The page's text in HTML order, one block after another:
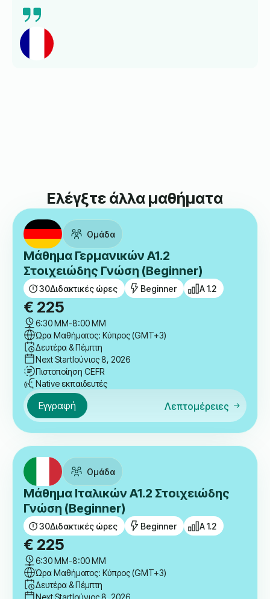
Nora
Έμαθε Γαλλικά Μαζί Μας.
Πρόσφατα ολοκλήρωσα ένα μάθημα Γαλλικών με
τη Lingua Learn και ήταν μια εξαιρετική εμπειρία.
Το πρόγραμμα ήταν καλά δομημένο, το
Ελέγξτε άλλα μαθήματα
Ομάδα
Στοιχειώδης Γνώση (Beginner)
Διδακτικές ώρες
€225
6:30 ΜΜ -8:00 ΜΜ
Ώρα Μαθήματος: Κύπρος (GMT+3)
Δευτέρα & Πέμπτη
Next Start
Πιστοποίηση CEFR
Native εκπαιδευτές
Εγγραφή